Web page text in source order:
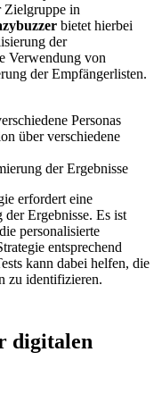
Zielgruppe in
bietet hierbei
der
Verwendung von
der Empfängerlisten.
Personas
über verschiedene
der Ergebnisse
erfordert eine
Ergebnisse. Es ist
personalisierte
entsprechend
kann dabei helfen, die
zu identifizieren.
digitalen